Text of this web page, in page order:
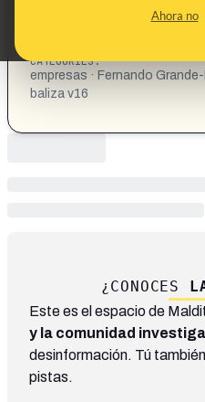
Ahora no
¿Es verdad que Marlaska
CATEGORIES:
empresas · Fernando Grande-
baliza v16
¿CONOCES
Este es el espacio de
y la comunidad
desinformación. Tú
pistas.